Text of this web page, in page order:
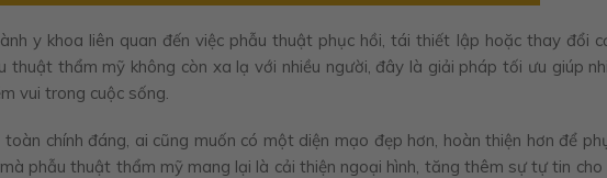
y khoa liên quan đến việc phẫu thuật phục hồi, tái thiết lập hoặc thay đổi
thuật thẩm mỹ không còn xa lạ với nhiều người, đây là giải pháp tối ưu giúp
vui trong cuộc sống.
chính đáng, ai cũng muốn có một diện mạo đẹp hơn, hoàn thiện hơn để
phẫu thuật thẩm mỹ mang lại là cải thiện ngoại hình, tăng thêm sự tự tin cho